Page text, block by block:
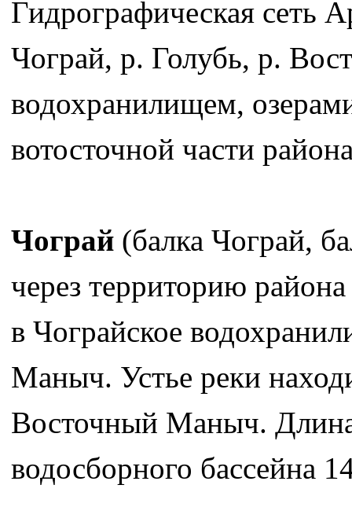
Гидрографическая сеть
Чограй, р. Голубь, р.
водохранилищем,
вотосточной части
Чограй (балка Чограй,
через территорию
в Чограйское
Маныч. Устье реки
Восточный Маныч. Длина
водосборного бассейна